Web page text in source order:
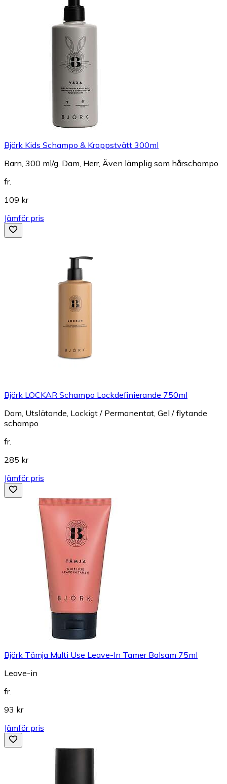
Björk Kids Schampo & Kroppstvätt 300ml
Barn, 300 ml/g, Dam, Herr, Även lämplig som hårschampo
fr.
109 kr
Jämför pris
Björk LOCKAR Schampo Lockdefinierande 750ml
Dam, Utslätande, Lockigt / Permanentat, Gel / flytande
schampo
fr.
285 kr
Jämför pris
Björk Tämja Multi Use Leave-In Tamer Balsam 75ml
Leave-in
fr.
93 kr
Jämför pris